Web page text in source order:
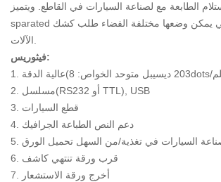
الطابعة مع لصناعة السيارات في القاطع. ويتميز
sparated ورقة لفة حامل والتي يمكن وضعها مختلفة الفضاء طلب كشك
فيثوريس:
2. مسلسل(RS232 أو TTL), USB
3. قطع السيارات
4. دعم النص الطباعة الجرافيك
لصناعة السيارات في تغذية/من السهل تحميل الورق
6. قرب ورقة تنتهي كاشف
7. أخرج ورقة الاستشعار